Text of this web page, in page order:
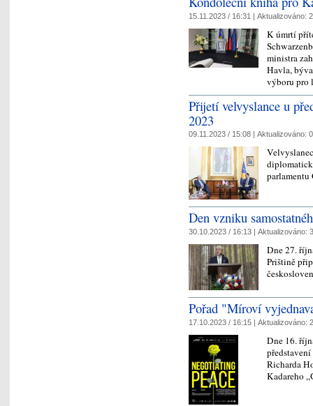
15.11.2023 / 16:31 | Aktualizováno:
K úmrtí
ministra
Havla,
výboru
Přijetí velvyslance u
2023
09.11.2023 / 15:08 | Aktualizováno:
Den vzniku
30.10.2023 / 16:13 | Aktualizováno:
Dne 27.
Prištině
Pořad "Míroví
17.10.2023 / 16:15 | Aktualizováno:
Dne 16.
Richarda
Kadareho